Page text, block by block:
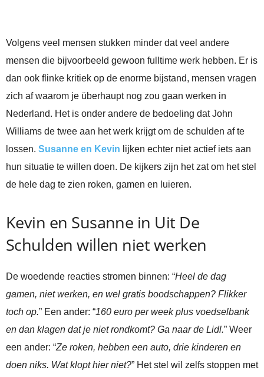
Volgens veel mensen stukken minder dat veel andere
mensen die bijvoorbeeld gewoon fulltime werk hebben. Er is
dan ook flinke kritiek op de enorme bijstand, mensen vragen
zich af waarom je überhaupt nog zou gaan werken in
Nederland. Het is onder andere de bedoeling dat John
Williams de twee aan het werk krijgt om de schulden af te
lossen. Susanne en Kevin lijken echter niet actief iets aan
hun situatie te willen doen. De kijkers zijn het zat om het stel
de hele dag te zien roken, gamen en luieren.
Kevin en Susanne in Uit De
Schulden willen niet werken
De woedende reacties stromen binnen: “Heel de dag
gamen, niet werken, en wel gratis boodschappen? Flikker
toch op.” Een ander: “160 euro per week plus voedselbank
en dan klagen dat je niet rondkomt? Ga naar de Lidl.” Weer
een ander: “Ze roken, hebben een auto, drie kinderen en
doen niks. Wat klopt hier niet?” Het stel wil zelfs stoppen met